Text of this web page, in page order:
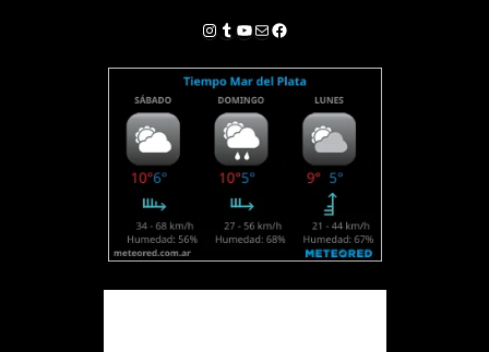
Instagram
Tumblr
YouTube
Correo electrónico
Facebook